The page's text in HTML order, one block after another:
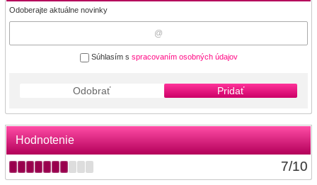
Odoberajte aktuálne novinky
Súhlasím s spracovaním osobných údajov
Odobrať Pridať
Hodnotenie
7/10